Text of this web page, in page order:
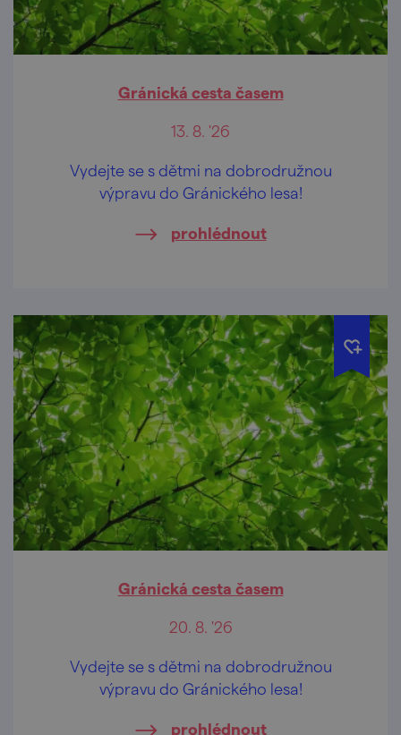
Gránická cesta časem
13. 8. '26
Vydejte se s dětmi na dobrodružnou
výpravu do Gránického lesa!
prohlédnout
Gránická cesta časem
20. 8. '26
Vydejte se s dětmi na dobrodružnou
výpravu do Gránického lesa!
prohlédnout